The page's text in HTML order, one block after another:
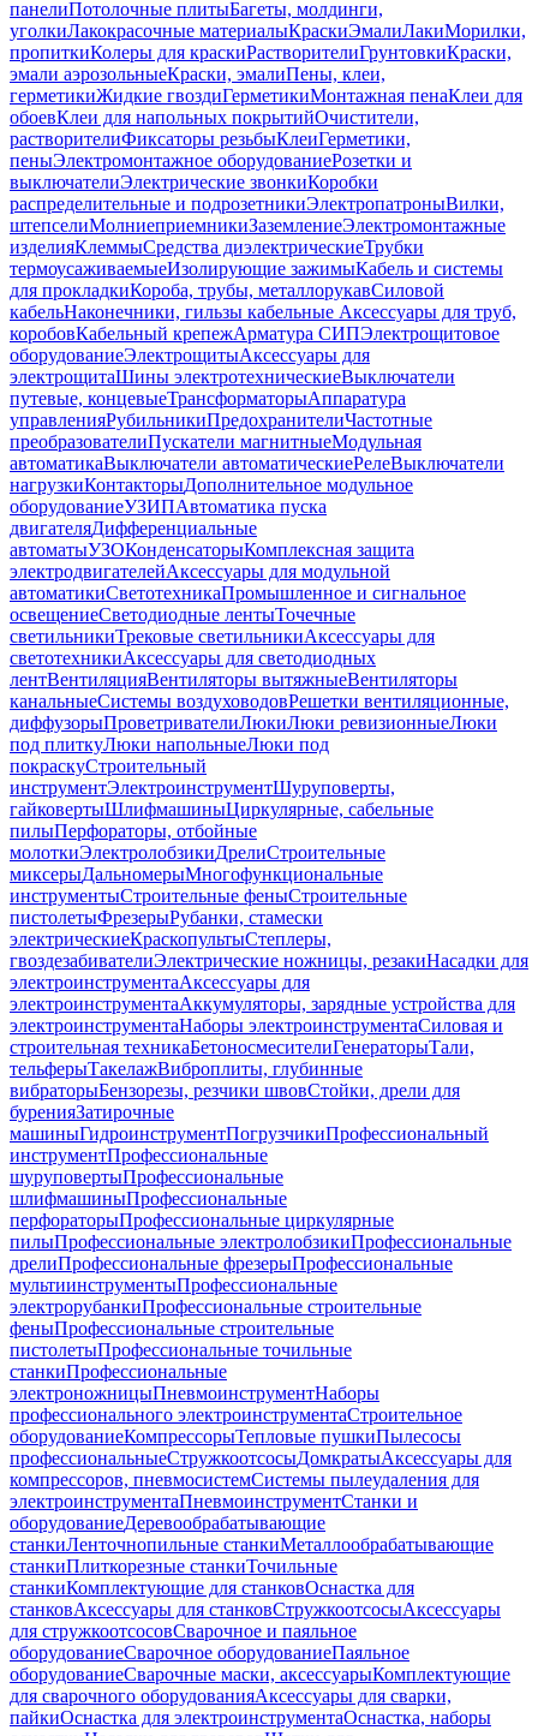
панелиПотолочные плитыБагеты, молдинги,
уголкиЛакокрасочные материалыКраскиЭмалиЛакиМорилки,
пропиткиКолеры для краскиРастворителиГрунтовкиКраски,
эмали аэрозольныеКраски, эмалиПены, клеи,
герметикиЖидкие гвоздиГерметикиМонтажная пенаКлеи для
обоевКлеи для напольных покрытийОчистители,
растворителиФиксаторы резьбыКлеиГерметики,
пеныЭлектромонтажное оборудованиеРозетки и
выключателиЭлектрические звонкиКоробки
распределительные и подрозетникиЭлектропатроныВилки,
штепселиМолниеприемникиЗаземлениеЭлектромонтажные
изделияКлеммыСредства диэлектрическиеТрубки
термоусаживаемыеИзолирующие зажимыКабель и системы
для прокладкиКороба, трубы, металлорукавСиловой
кабельНаконечники, гильзы кабельные Аксессуары для труб,
коробовКабельный крепежАрматура СИПЭлектрощитовое
оборудованиеЭлектрощитыАксессуары для
электрощитаШины электротехническиеВыключатели
путевые, концевыеТрансформаторыАппаратура
управленияРубильникиПредохранителиЧастотные
преобразователиПускатели магнитныеМодульная
автоматикаВыключатели автоматическиеРелеВыключатели
нагрузкиКонтакторыДополнительное модульное
оборудованиеУЗИПАвтоматика пуска
двигателяДифференциальные
автоматыУЗОКонденсаторыКомплексная защита
электродвигателейАксессуары для модульной
автоматикиСветотехникаПромышленное и сигнальное
освещениеСветодиодные лентыТочечные
светильникиТрековые светильникиАксессуары для
светотехникиАксессуары для светодиодных
лентВентиляцияВентиляторы вытяжныеВентиляторы
канальныеСистемы воздуховодовРешетки вентиляционные,
диффузорыПроветривателиЛюкиЛюки ревизионныеЛюки
под плиткуЛюки напольныеЛюки под
покраскуСтроительный
инструментЭлектроинструментШуруповерты,
гайковертыШлифмашиныЦиркулярные, сабельные
пилыПерфораторы, отбойные
молоткиЭлектролобзикиДрелиСтроительные
миксерыДальномерыМногофункциональные
инструментыСтроительные феныСтроительные
пистолетыФрезерыРубанки, стамески
электрическиеКраскопультыСтеплеры,
гвоздезабивателиЭлектрические ножницы, резакиНасадки для
электроинструментаАксессуары для
электроинструментаАккумуляторы, зарядные устройства для
электроинструментаНаборы электроинструментаСиловая и
строительная техникаБетоносмесителиГенераторыТали,
тельферыТакелажВиброплиты, глубинные
вибраторыБензорезы, резчики швовСтойки, дрели для
буренияЗатирочные
машиныГидроинструментПогрузчикиПрофессиональный
инструментПрофессиональные
шуруповертыПрофессиональные
шлифмашиныПрофессиональные
перфораторыПрофессиональные циркулярные
пилыПрофессиональные электролобзикиПрофессиональные
дрелиПрофессиональные фрезерыПрофессиональные
мультиинструментыПрофессиональные
электрорубанкиПрофессиональные строительные
феныПрофессиональные строительные
пистолетыПрофессиональные точильные
станкиПрофессиональные
электроножницыПневмоинструментНаборы
профессионального электроинструментаСтроительное
оборудованиеКомпрессорыТепловые пушкиПылесосы
профессиональныеСтружкоотсосыДомкратыАксессуары для
компрессоров, пневмосистемСистемы пылеудаления для
электроинструментаПневмоинструментСтанки и
оборудованиеДеревообрабатывающие
станкиЛенточнопильные станкиМеталлообрабатывающие
станкиПлиткорезные станкиТочильные
станкиКомплектующие для станковОснастка для
станковАксессуары для станковСтружкоотсосыАксессуары
для стружкоотсосовСварочное и паяльное
оборудованиеСварочное оборудованиеПаяльное
оборудованиеСварочные маски, аксессуарыКомплектующие
для сварочного оборудованияАксессуары для сварки,
пайкиОснастка для электроинструментаОснастка, наборы